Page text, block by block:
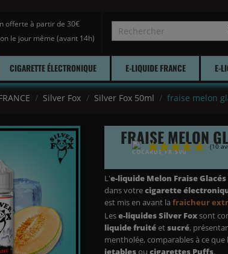
offerte à partir de 30€
le jour même (avant 14h)
CIGARETTE ÉLECTRONIQUE E-LIQUIDE FRANCE E-
Silver Fox Silver Fox 50ml fraise melon
FRAISE MELON
L'e-liquide Melon Fraise
dans votrecigarette
est mis en avant lafraicheur
Lese-liquides Silver Foxsont
liquide fruitéetsucré,
mentholée, comparables à ce
jetablesoucigarettes Puffs.